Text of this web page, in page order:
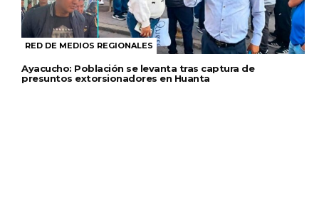
RED DE MEDIOS REGIONALES
Ayacucho: Población se levanta tras captura de
presuntos extorsionadores en Huanta